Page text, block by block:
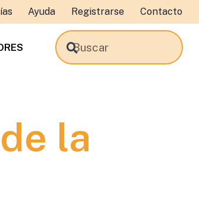
Ayuda Registrarse Contacto
la